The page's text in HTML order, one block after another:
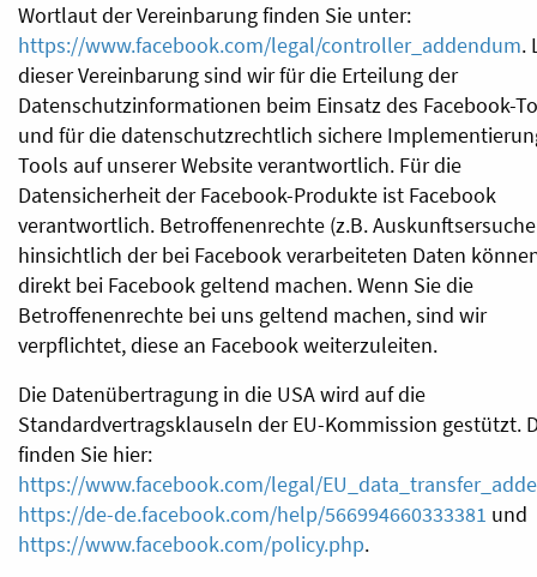
Wortlaut der Vereinbarung finden Sie unter:
https://www.facebook.com/legal/controller_addendum.
dieser Vereinbarung sind wir für die Erteilung der
Datenschutzinformationen beim Einsatz des Facebook-
und für die datenschutzrechtlich sichere
Tools auf unserer Website verantwortlich. Für die
Datensicherheit der Facebook-Produkte ist Facebook
verantwortlich. Betroffenenrechte (z.B.
hinsichtlich der bei Facebook verarbeiteten Daten
direkt bei Facebook geltend machen. Wenn Sie die
Betroffenenrechte bei uns geltend machen, sind wir
verpflichtet, diese an Facebook weiterzuleiten.
Die Datenübertragung in die USA wird auf die
Standardvertragsklauseln der EU-Kommission gestützt.
finden Sie hier:
https://www.facebook.com/legal/
https://de-de.facebook.com/help/566994660333381 und
https://www.facebook.com/policy.php.